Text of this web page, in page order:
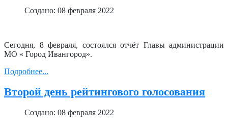
Создано: 08 февраля 2022
Сегодня, 8 февраля, состоялся отчёт Главы администрации
МО « Город Ивангород».
Подробнее...
Второй день рейтингового голосования
Создано: 08 февраля 2022